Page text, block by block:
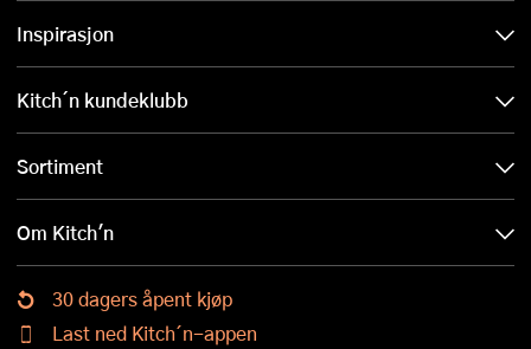
Inspirasjon
Kitch´n kundeklubb
Sortiment
Om Kitch'n
30 dagers åpent kjøp
Last ned Kitch´n-appen